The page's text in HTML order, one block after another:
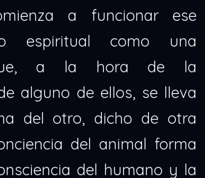
a funcionar ese
espiritual como una
a la hora de la
alguno de ellos, se lleva
del otro, dicho de otra
del animal forma
del humano y la